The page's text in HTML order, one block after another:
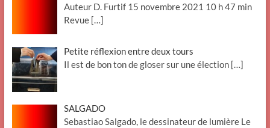
Auteur D. Furtif 15 novembre 2021 10 h 47 min
Revue […]
Petite réflexion entre deux tours
Il est de bon ton de gloser sur une élection […]
SALGADO
Sebastiao Salgado, le dessinateur de lumière Le